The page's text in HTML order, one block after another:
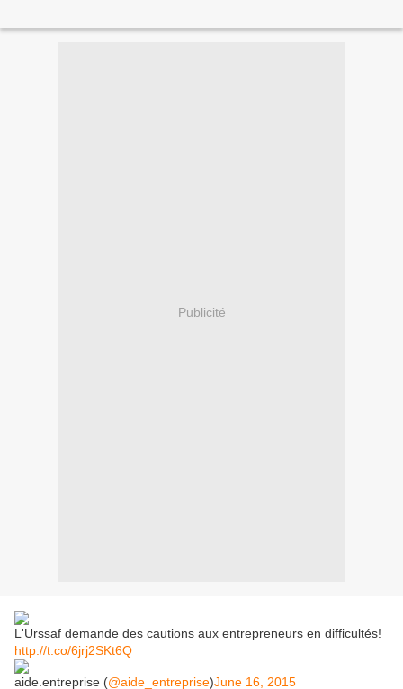
Publicité
L'Urssaf demande des cautions aux entrepreneurs en difficultés!
http://t.co/6jrj2SKt6Q
aide.entreprise (@aide_entreprise)June 16, 2015